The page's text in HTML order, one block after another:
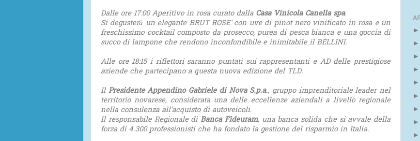
Dalle ore 17:00 Aperitivo in rosa curato dalla Casa Vinicola Canella spa.
Si degusterà un elegante BRUT ROSE' con uve di pinot nero vinificato in rosa e un
freschissimo cocktail composto da prosecco, purea di pesca bianca e una goccia di
succo di lampone che rendono inconfondibile e inimitabile il BELLINI.
Alle ore 18:15 i riflettori saranno puntati sui rappresentanti e AD delle prestigiose
aziende che partecipano a questa nuova edizione del TLD.
Il Presidente Appendino Gabriele di Nova S.p.a., gruppo imprenditoriale leader nel
territorio novarese, considerata una delle eccellenze aziendali a livello regionale
nella consulenza all'acquisto di autoveicoli.
Il responsabile Regionale di Banca Fideuram, una banca solida che si avvale della
forza di 4.300 professionisti che ha fondato la gestione del risparmio in Italia.
Powered byHelplogger
►
►
►
►
►
►
►
►
►